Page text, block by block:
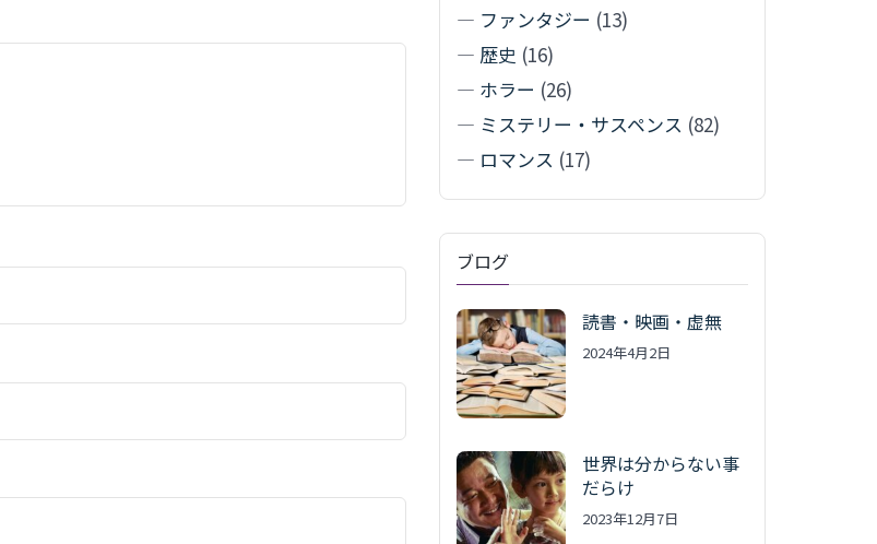
— ファンタジー (13)
— 歴史 (16)
— ホラー (26)
— ミステリー・サスペンス (82)
— ロマンス (17)
ブログ
読書・映画・虚無
2024年4月2日
世界は分からない事
だらけ
2023年12月7日